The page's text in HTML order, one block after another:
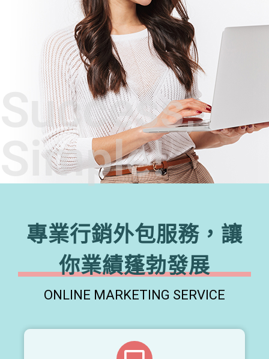
Success,
Simple!
專業行銷外包服務，讓
你業績蓬勃發展
ONLINE MARKETING SERVICE